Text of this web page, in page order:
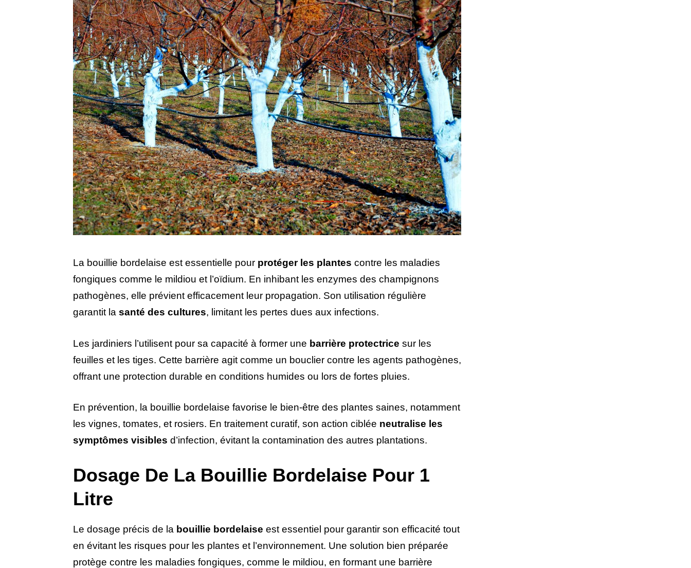
La bouillie bordelaise est essentielle pour protéger les plantes contre les maladies
fongiques comme le mildiou et l’oïdium. En inhibant les enzymes des champignons
pathogènes, elle prévient efficacement leur propagation. Son utilisation régulière
garantit la santé des cultures, limitant les pertes dues aux infections.
Les jardiniers l’utilisent pour sa capacité à former une barrière protectrice sur les
feuilles et les tiges. Cette barrière agit comme un bouclier contre les agents pathogènes,
offrant une protection durable en conditions humides ou lors de fortes pluies.
En prévention, la bouillie bordelaise favorise le bien-être des plantes saines, notamment
les vignes, tomates, et rosiers. En traitement curatif, son action ciblée neutralise les
symptômes visibles d’infection, évitant la contamination des autres plantations.
Dosage De La Bouillie Bordelaise Pour 1
Litre
Le dosage précis de la bouillie bordelaise est essentiel pour garantir son efficacité tout
en évitant les risques pour les plantes et l’environnement. Une solution bien préparée
protège contre les maladies fongiques, comme le mildiou, en formant une barrière